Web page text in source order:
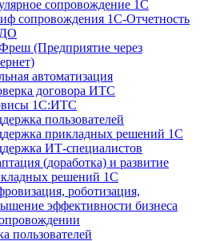
сопровождение 1С
сопровождения 1С-Отчетность
(Предприятие через
автоматизация
договора ИТС
1С:ИТС
пользователей
прикладных решений 1С
ИТ-специалистов
(доработка) и развитие
решений 1С
роботизация,
эффективности бизнеса
пользователей